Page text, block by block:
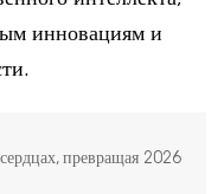
инновациям и
превращая 2026